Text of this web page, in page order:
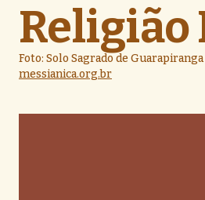
Religião
Foto: Solo Sagrado de
messianica.org.br